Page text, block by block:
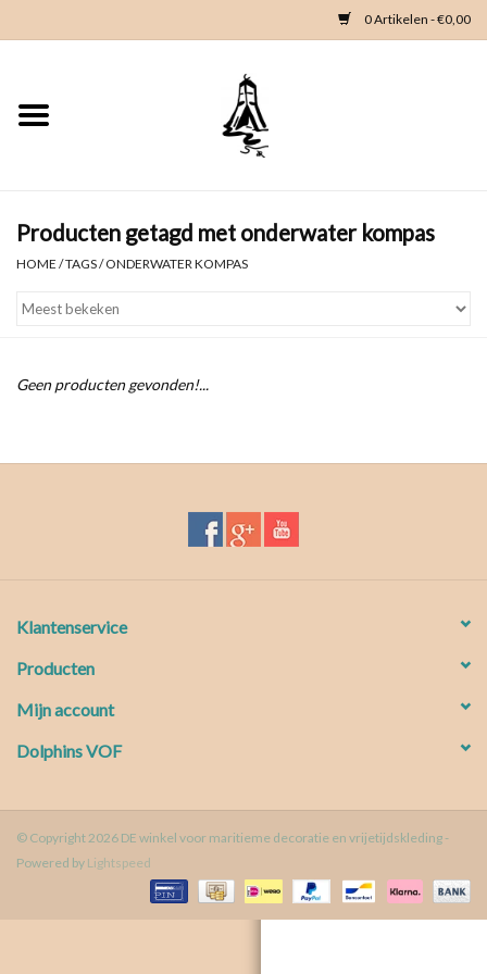
0 Artikelen - €0,00
Home
Kleding
Producten getagd met onderwater kompas
HOME /TAGS/ONDERWATER KOMPAS
Geen producten gevonden!...
Klantenservice
Producten
Mijn account
Dolphins VOF
© Copyright 2026 DE winkel voor maritieme decoratie en vrijetijdskleding -
Powered by Lightspeed